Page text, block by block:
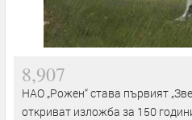
8,907
НАО „Рожен“ става първият
откриват изложба за 150